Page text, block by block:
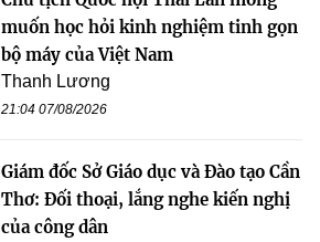
muốn học hỏi kinh nghiệm tinh gọn
bộ máy của Việt Nam
Thanh Lương
21:04 07/08/2026
Giám đốc Sở Giáo dục và Đào tạo Cần
Thơ: Đối thoại, lắng nghe kiến nghị
của công dân